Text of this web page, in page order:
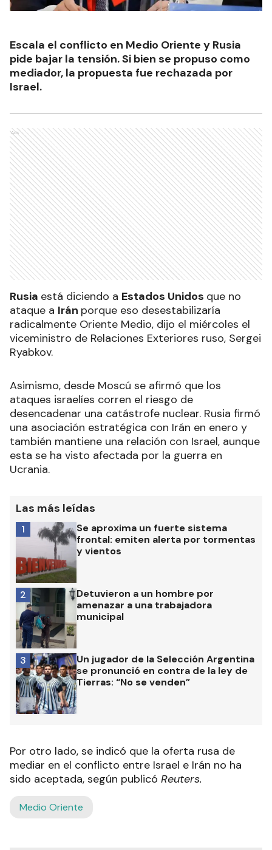
Escala el conflicto en Medio Oriente y Rusia
pide bajar la tensión. Si bien se propuso como
mediador, la propuesta fue rechazada por
Israel.
Ads
Rusia está diciendo a Estados Unidos que no
ataque a Irán porque eso desestabilizaría
radicalmente Oriente Medio, dijo el miércoles el
viceministro de Relaciones Exteriores ruso, Sergei
Ryabkov.
Asimismo, desde Moscú se afirmó que los
ataques israelíes corren el riesgo de
desencadenar una catástrofe nuclear. Rusia firmó
una asociación estratégica con Irán en enero y
también mantiene una relación con Israel, aunque
esta se ha visto afectada por la guerra en
Ucrania.
Las más leídas
Se aproxima un fuerte sistema
frontal: emiten alerta por tormentas
y vientos
1
Detuvieron a un hombre por
amenazar a una trabajadora
municipal
2
Un jugador de la Selección Argentina
se pronunció en contra de la ley de
Tierras: “No se venden”
3
Por otro lado, se indicó que la oferta rusa de
mediar en el conflicto entre Israel e Irán no ha
sido aceptada, según publicó Reuters.
Medio Oriente